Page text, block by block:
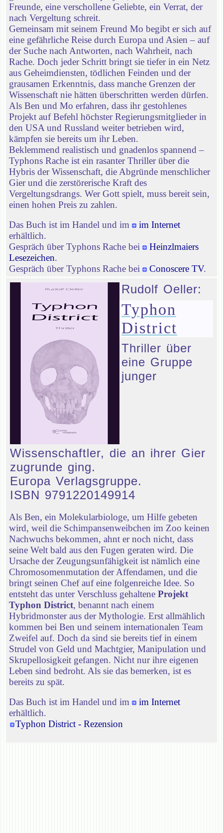
Freunde, eine verschollene Geliebte, ein Verrat, der
nach Vergeltung schreit.
Gemeinsam mit seinem Freund Mo begibt er sich auf
eine gefährliche Reise durch Europa und Asien – auf
der Suche nach Antworten, nach Wahrheit, nach
Rache. Doch jeder Schritt bringt sie tiefer in ein Netz
aus Geheimdiensten, tödlichen Feinden und der
grausamen Erkenntnis, dass manche Grenzen der
Wissenschaft nie hätten überschritten werden dürfen.
Als Ben und Mo erfahren, dass ihr gestohlenes
Projekt auf Befehl höchster Regierungsmitglieder in
den USA und Russland weiter betrieben wird,
kämpfen sie bereits um ihr Leben.
Beklemmend realistisch und gnadenlos spannend –
Typhons Rache ist ein rasanter Thriller über die
Hybris der Wissenschaft, die Abgründe menschlicher
Gier und die zerstörerische Kraft des
Vergeltungsdrangs. Wer Gott spielt, muss bereit sein,
einen hohen Preis zu zahlen.
Das Buch ist im Handel und im
im Internet
erhältlich.
Gespräch über Typhons Rache bei
Heinzlmaiers
Lesezeichen.
Gespräch über Typhons Rache bei
Conoscere TV.
Rudolf Oeller:
Typhon
District
Thriller über
eine Gruppe
junger
Wissenschaftler, die an ihrer Gier
zugrunde ging.
Europa Verlagsgruppe.
ISBN 9791220149914
Als Ben, ein Molekularbiologe, um Hilfe gebeten
wird, weil die Schimpansenweibchen im Zoo keinen
Nachwuchs bekommen, ahnt er noch nicht, dass
seine Welt bald aus den Fugen geraten wird. Die
Ursache der Zeugungsunfähigkeit ist nämlich eine
Chromosomenmutation der Affendamen, und die
bringt seinen Chef auf eine folgenreiche Idee. So
entsteht das unter Verschluss gehaltene Projekt
Typhon District, benannt nach einem
Hybridmonster aus der Mythologie. Erst allmählich
kommen bei Ben und seinem internationalen Team
Zweifel auf. Doch da sind sie bereits tief in einem
Strudel von Geld und Machtgier, Manipulation und
Skrupellosigkeit gefangen. Nicht nur ihre eigenen
Leben sind bedroht. Als sie das bemerken, ist es
bereits zu spät.
Das Buch ist im Handel und im
im Internet
erhältlich.
Typhon District - Rezension